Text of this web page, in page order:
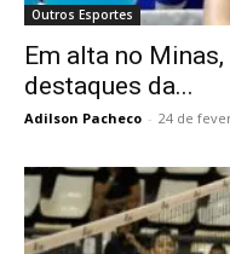
Outros Esportes
Em alta no
destaques da...
Adilson Pacheco - 24 de